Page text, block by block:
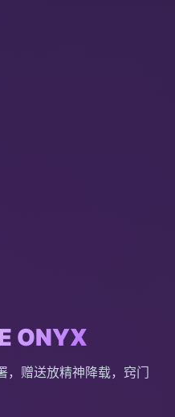
ONYX
，赠送放精神降载，窍门